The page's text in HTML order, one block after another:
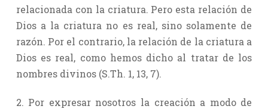
relacionada con la criatura. Pero esta relación de
Dios a la criatura no es real, sino solamente de
razón. Por el contrario, la relación de la criatura a
Dios es real, como hemos dicho al tratar de los
nombres divinos (S.Th. 1, 13, 7).
2. Por expresar nosotros la creación a modo de